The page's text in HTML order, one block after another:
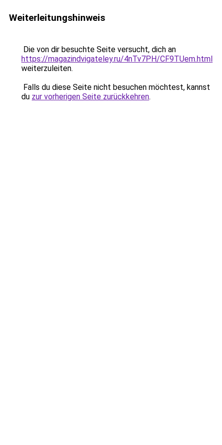
Weiterleitungshinweis
Die von dir besuchte Seite versucht, dich an
https://magazindvigateley.ru/4nTv7PH/CF9TUem.html
weiterzuleiten.
Falls du diese Seite nicht besuchen möchtest, kannst
du zur vorherigen Seite zurückkehren.